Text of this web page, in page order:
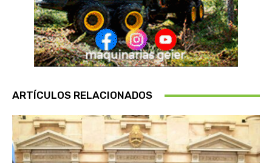
ARTÍCULOS RELACIONADOS